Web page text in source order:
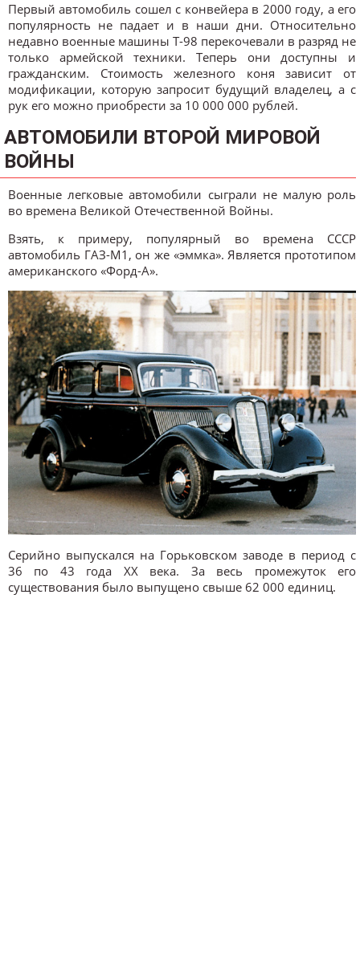
Первый автомобиль сошел с конвейера в 2000 году, а его
популярность не падает и в наши дни. Относительно
недавно военные машины Т-98 перекочевали в разряд не
только армейской техники. Теперь они доступны и
гражданским. Стоимость железного коня зависит от
модификации, которую запросит будущий владелец, а с
рук его можно приобрести за 10 000 000 рублей.
АВТОМОБИЛИ ВТОРОЙ МИРОВОЙ
ВОЙНЫ
Военные легковые автомобили сыграли не малую роль
во времена Великой Отечественной Войны.
Взять, к примеру, популярный во времена СССР
автомобиль ГАЗ-М1, он же «эммка». Является прототипом
американского «Форд-А».
Серийно выпускался на Горьковском заводе в период с
36 по 43 года ХХ века. За весь промежуток его
существования было выпущено свыше 62 000 единиц.